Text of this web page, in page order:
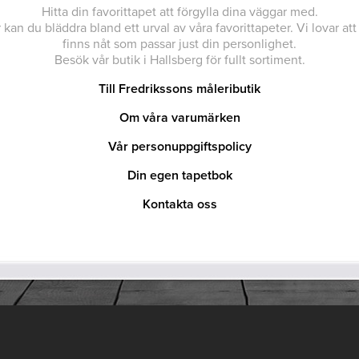
Hitta din favorittapet att förgylla dina väggar med.
kan du bläddra bland ett urval av våra favorittapeter. Vi lovar
finns nåt som passar just din personlighet.
Besök vår butik i Hallsberg för fullt sortiment.
Till Fredrikssons måleributik
Om våra varumärken
Vår personuppgiftspolicy
Din egen tapetbok
Kontakta oss